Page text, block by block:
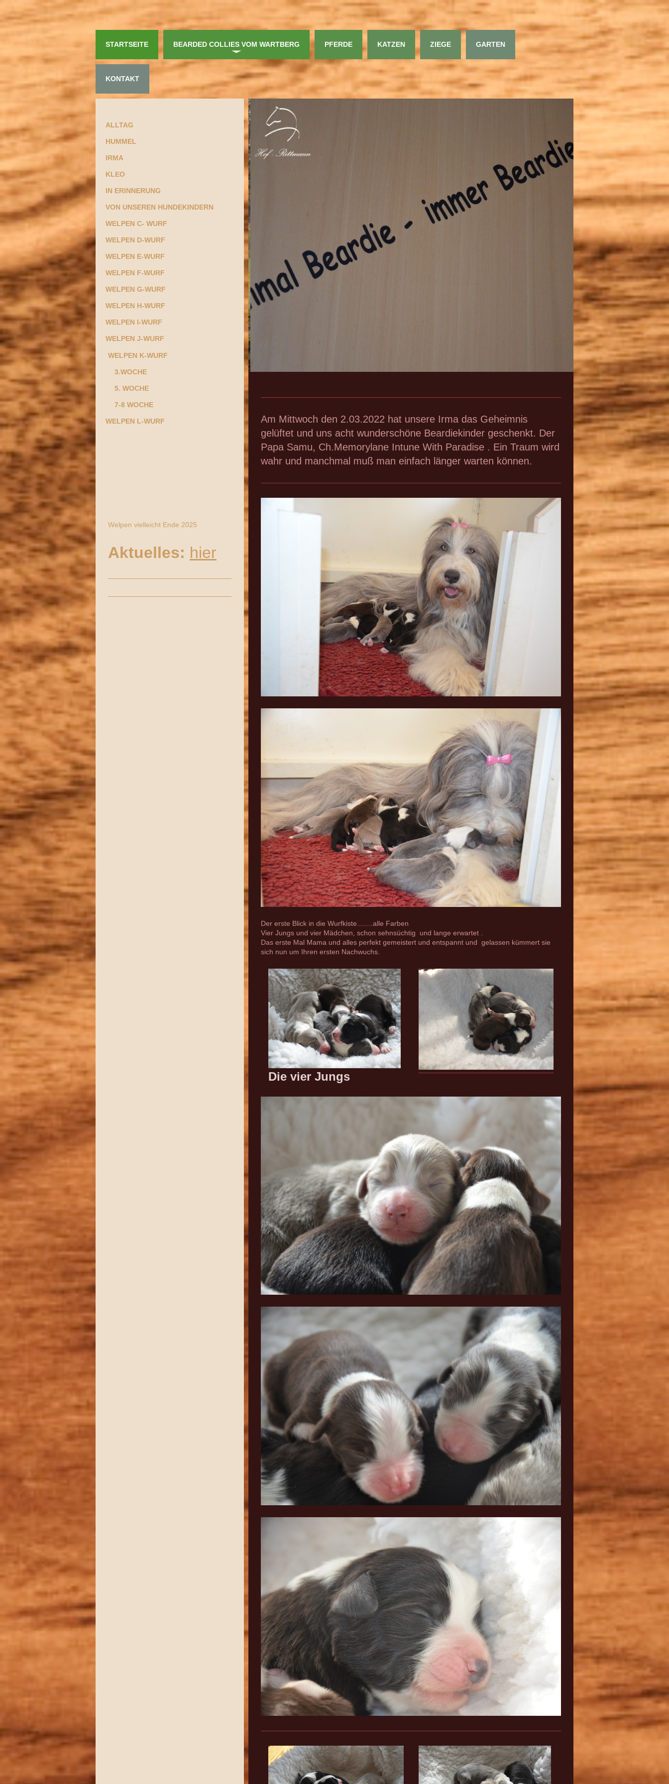
STARTSEITE BEARDED COLLIES VOM WARTBERG PFERDE KATZEN ZIEGE GARTEN
KONTAKT
Am Mittwoch den 2.03.2022 hat unsere Irma das Geheimnis
gelüftet und uns acht wunderschöne Beardiekinder geschenkt. Der
Papa Samu, Ch.Memorylane Intune With Paradise . Ein Traum wird
wahr und manchmal muß man einfach länger warten können.
Der erste Blick in die Wurfkiste........alle Farben
Vier Jungs und vier Mädchen, schon sehnsüchtig und lange erwartet .
Das erste Mal Mama und alles perfekt gemeistert und entspannt und gelassen kümmert sie
sich nun um Ihren ersten Nachwuchs.
Die vier Jungs
ALLTAG
HUMMEL
IRMA
KLEO
IN ERINNERUNG
VON UNSEREN HUNDEKINDERN
WELPEN C- WURF
WELPEN D-WURF
WELPEN E-WURF
WELPEN F-WURF
WELPEN G-WURF
WELPEN H-WURF
WELPEN I-WURF
WELPEN J-WURF
WELPEN K-WURF
3.WOCHE
5. WOCHE
7-8 WOCHE
WELPEN L-WURF
Welpen vielleicht Ende 2025
Aktuelles: hier